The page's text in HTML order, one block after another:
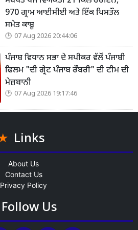
970 ਗ੍ਰਾਮ ਆਈਸੀਈ ਅਤੇ ਇੱਕ ਪਿਸਤੌਲ
ਸਮੇਤ ਕਾਬੂ
07 Aug 2026 20:44:06
ਪੰਜਾਬ ਵਿਧਾਨ ਸਭਾ ਦੇ ਸਪੀਕਰ ਵੱਲੋਂ ਪੰਜਾਬੀ
ਫਿਲਮ "ਦੀ ਗ੍ਰੇਟ ਪੰਜਾਬ ਰੌਬਰੀ" ਦੀ ਟੀਮ ਦੀ
ਮੇਜ਼ਬਾਨੀ
07 Aug 2026 19:17:46
Links
About Us
Contact Us
Privacy Policy
Follow Us